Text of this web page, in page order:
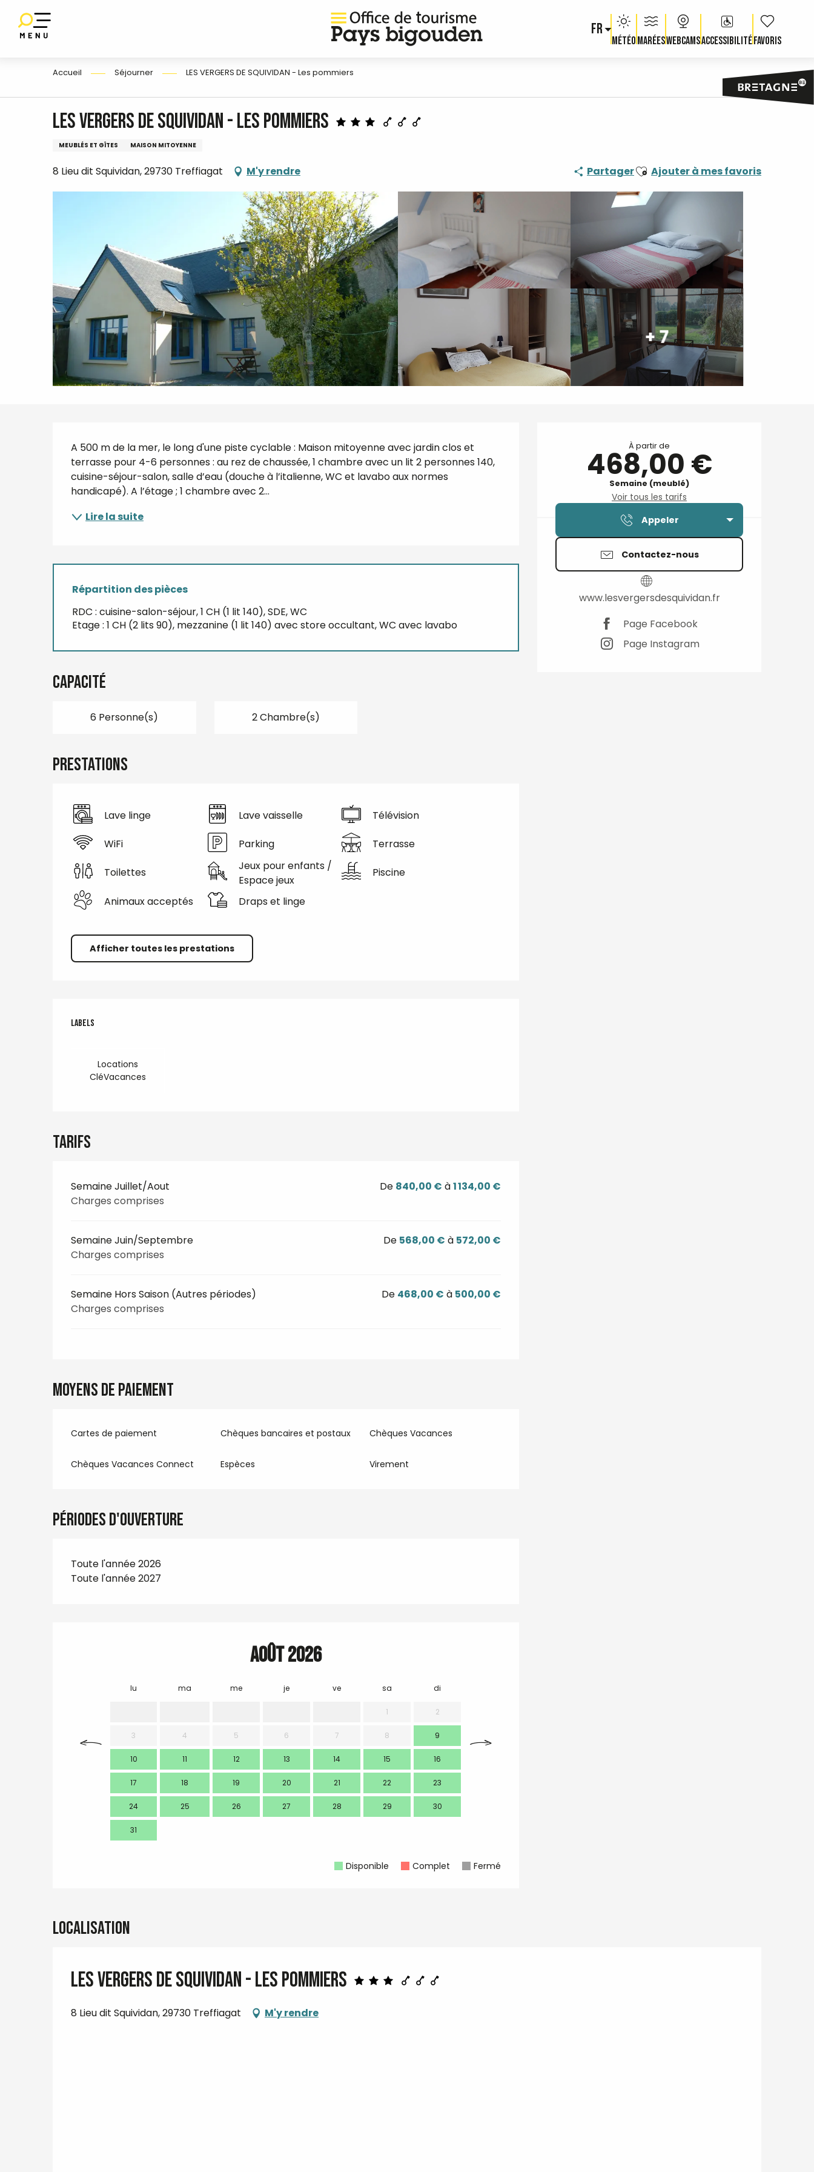
contenu
FR
MétéoMaréesWebcamsAccessibilité Voir les
Accueil Séjourner LES VERGERS DE SQUIVIDAN - Les pommiers
LES VERGERS DE SQUIVIDAN - Les pommiers
MEUBLÉS ET GÎTES MAISON MITOYENNE
8 Lieu dit Squividan, 29730 Treffiagat M'y rendre PartagerAjouter aux favoris
Ajouter à mes favoris
+ 7
Ouverture et coordonnées
À partir de
468,00 €
Semaine (meublé)
Voir tous les tarifs
Appeler
Contactez-nous
www.lesvergersdesquividan.fr
Page Facebook
Page Instagram
Description
A 500 m de la mer, le long d'une piste cyclable : Maison mitoyenne avec jardin clos et
terrasse pour 4-6 personnes : au rez de chaussée, 1 chambre avec un lit 2 personnes 140,
cuisine-séjour-salon, salle d’eau (douche à l’italienne, WC et lavabo aux normes
handicapé). A l’étage ; 1 chambre avec 2...
Lire la suite
Répartition des pièces
RDC : cuisine-salon-séjour, 1 CH (1 lit 140), SDE, WC
Etage : 1 CH (2 lits 90), mezzanine (1 lit 140) avec store occultant, WC avec lavabo
Capacité
6 Personne(s) 2 Chambre(s)
Prestations
Lave linge Lave vaisselle Télévision
WiFi Parking Terrasse
Toilettes
Jeux pour enfants /
Espace jeux
Piscine
Animaux acceptés Draps et linge
Afficher toutes les prestations
Offres de prestations
Labels
Labels
Locations
CléVacances
Tarifs
Semaine Juillet/Aout
Charges comprises
De 840,00 € à1 134,00 €
Semaine Juin/Septembre
Charges comprises
De 568,00 € à 572,00 €
Semaine Hors Saison (Autres périodes)
Charges comprises
De 468,00 € à 500,00 €
Moyens de paiement
Cartes de paiement Chèques bancaires et postaux Chèques Vacances
Chèques Vacances Connect Espèces Virement
Périodes d'ouverture
Toute l'année 2026
Toute l'année 2027
Août 2026
lu ma me je ve sa di
1 2
3 4 5 6 7 8 9
10 11 12 13 14 15 16
17 18 19 20 21 22 23
24 25 26 27 28 29 30
31
Disponible Complet Fermé
Localisation
LES VERGERS DE SQUIVIDAN - Les pommiers
8 Lieu dit Squividan, 29730 Treffiagat M'y rendre